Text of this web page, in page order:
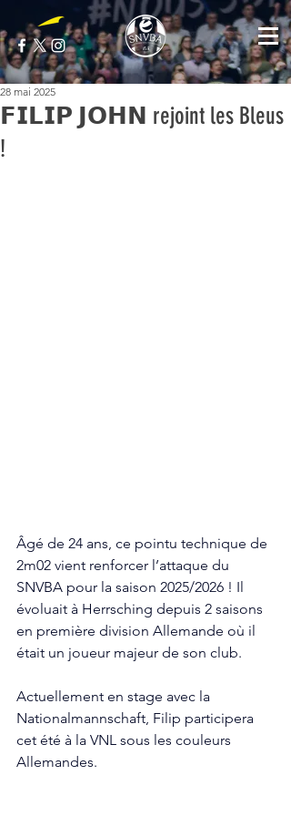
𝗙𝗜𝗟𝗜𝗣 𝗝𝗢𝗛𝗡 rejoint les Bleus
!
28 mai 2025
Âgé de 24 ans, ce pointu technique de
2m02 vient renforcer l’attaque du
SNVBA pour la saison 2025/2026 ! Il
évoluait à Herrsching depuis 2 saisons
en première division Allemande où il
était un joueur majeur de son club.
Actuellement en stage avec la
Nationalmannschaft, Filip participera
cet été à la VNL sous les couleurs
Allemandes.